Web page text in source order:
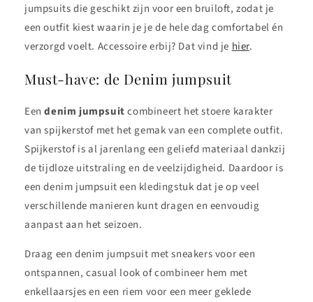
jumpsuits die geschikt zijn voor een bruiloft, zodat je
een outfit kiest waarin je je de hele dag comfortabel én
verzorgd voelt. Accessoire erbij? Dat vind je hier.
Must-have: de Denim jumpsuit
Eendenim jumpsuitcombineert het stoere karakter
van spijkerstof met het gemak van een complete outfit.
Spijkerstof is al jarenlang een geliefd materiaal dankzij
de tijdloze uitstraling en de veelzijdigheid. Daardoor is
een denim jumpsuit een kledingstuk dat je op veel
verschillende manieren kunt dragen en eenvoudig
aanpast aan het seizoen.
Draag een denim jumpsuit met sneakers voor een
ontspannen, casual look of combineer hem met
enkellaarsjes en een riem voor een meer geklede